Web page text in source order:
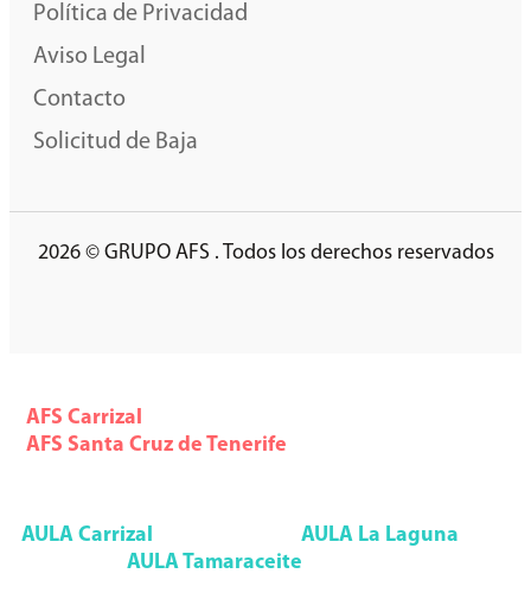
Política de Privacidad
Aviso Legal
Contacto
Solicitud de Baja
2026 © GRUPO AFS . Todos los derechos reservados
AFS Carrizal
AFS Santa Cruz de Tenerife
AULA Carrizal AULA La Laguna
AULATamaraceite